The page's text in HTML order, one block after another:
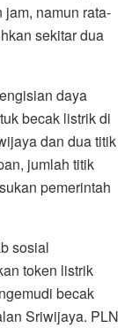
namun rata-
sekitar dua
daya
becak listrik di
dan dua titik
jumlah titik
pemerintah
sosial
token listrik
becak
Sriwijaya. PLN